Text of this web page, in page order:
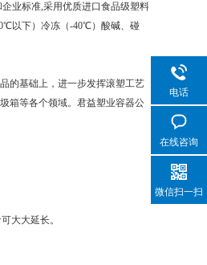
业标准,采用优质进口食品级塑料
以下）冷冻（-40℃）酸碱、碰
的基础上，进一步发挥滚塑工艺
箱等各个领域。君益塑业容器公
大大延长。
电话
在线咨询
微信扫一扫